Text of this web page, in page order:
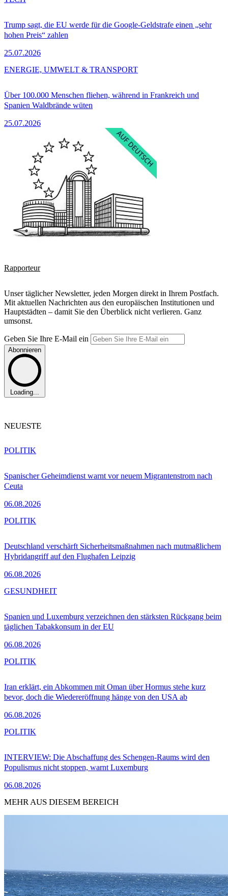
Trump sagt, die EU werde für die Google-Geldstrafe einen „sehr
hohen Preis“ zahlen
25.07.2026
Über 100.000 Menschen fliehen, während in Frankreich und
Spanien Waldbrände wüten
25.07.2026
ENERGIE, UMWELT & TRANSPORT
Rapporteur
Unser täglicher Newsletter, jeden Morgen direkt in Ihrem Postfach.
Mit aktuellen Nachrichten aus den europäischen Institutionen und
Hauptstädten – damit Sie den Überblick nicht verlieren. Ganz
umsonst.
Geben Sie Ihre E-Mail ein
Abonnieren
Loading...
NEUESTE
Spanischer Geheimdienst warnt vor neuem Migrantenstrom nach
Ceuta
06.08.2026
POLITIK
Deutschland verschärft Sicherheitsmaßnahmen nach mutmaßlichem
Hybridangriff auf den Flughafen Leipzig
06.08.2026
POLITIK
Spanien und Luxemburg verzeichnen den stärksten Rückgang beim
täglichen Tabakkonsum in der EU
06.08.2026
GESUNDHEIT
Iran erklärt, ein Abkommen mit Oman über Hormus stehe kurz
bevor, doch die Wiedereröffnung hänge von den USA ab
06.08.2026
POLITIK
INTERVIEW: Die Abschaffung des Schengen-Raums wird den
Populismus nicht stoppen, warnt Luxemburg
06.08.2026
POLITIK
MEHR AUS DIESEM BEREICH